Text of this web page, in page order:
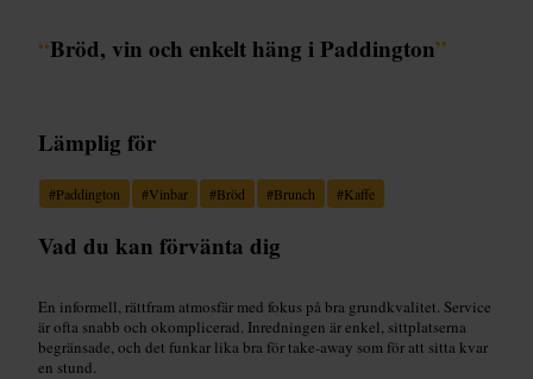
“Bröd, vin och enkelt häng i Paddington”
Lämplig för
#Paddington #Vinbar #Bröd #Brunch #Kaffe
Vad du kan förvänta dig
En informell, rättfram atmosfär med fokus på bra grundkvalitet. Service
är ofta snabb och okomplicerad. Inredningen är enkel, sittplatserna
begränsade, och det funkar lika bra för take-away som för att sitta kvar
en stund.